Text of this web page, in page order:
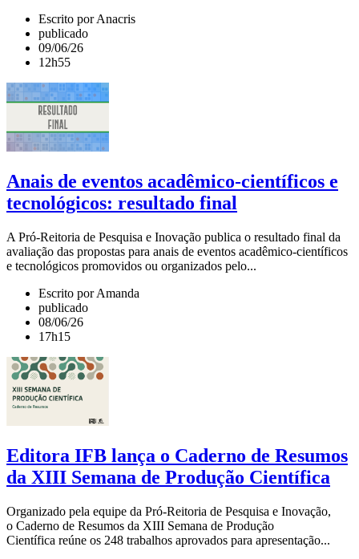
Escrito por Anacris
publicado
09/06/26
12h55
Anais de eventos acadêmico-científicos e
tecnológicos: resultado final
A Pró-Reitoria de Pesquisa e Inovação publica o resultado final da
avaliação das propostas para anais de eventos acadêmico-científicos
e tecnológicos promovidos ou organizados pelo...
Escrito por Amanda
publicado
08/06/26
17h15
Editora IFB lança o Caderno de Resumos
da XIII Semana de Produção Científica
Organizado pela equipe da Pró-Reitoria de Pesquisa e Inovação,
o Caderno de Resumos da XIII Semana de Produção
Científica reúne os 248 trabalhos aprovados para apresentação...